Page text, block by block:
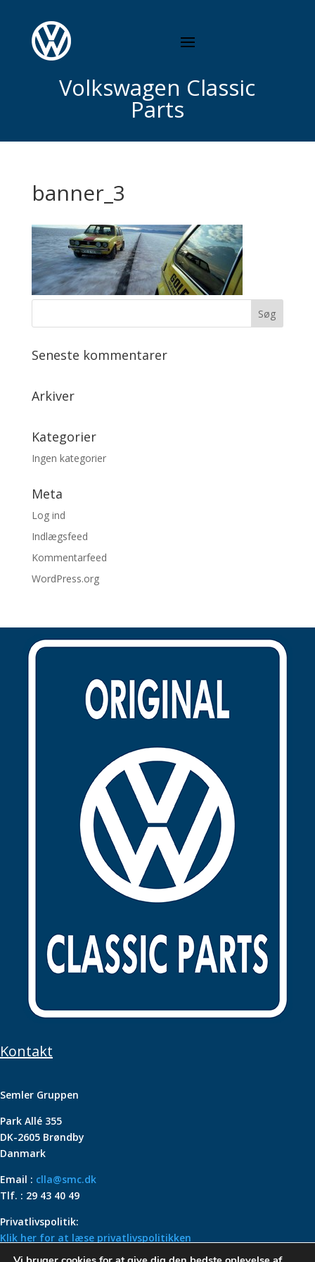
Volkswagen Classic
Parts
banner_3
Seneste kommentarer
Arkiver
Kategorier
Ingen kategorier
Meta
Log ind
Indlægsfeed
Kommentarfeed
WordPress.org
Kontakt
Semler Gruppen
Park Allé 355
DK-2605 Brøndby
Danmark
Email : clla@smc.dk
Tlf. : 29 43 40 49
Privatlivspolitik:
Klik her for at læse privatlivspolitikken